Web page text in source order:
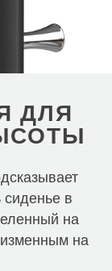
ДЛЯ
сиденье в
на
на